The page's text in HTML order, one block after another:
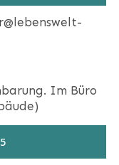
Im Büro